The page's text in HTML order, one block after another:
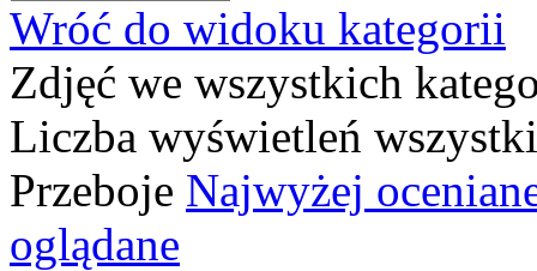
Wróć do widoku kategorii
Zdjęć we wszystkich
Liczba wyświetleń
Przeboje Najwyżej
oglądane